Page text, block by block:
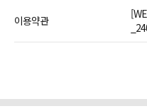
이용약관